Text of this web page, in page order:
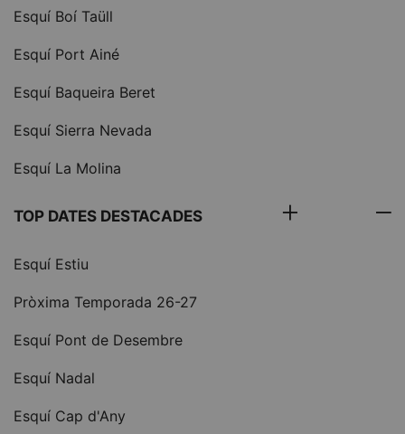
Esquí Boí Taüll
Esquí Port Ainé
Esquí Baqueira Beret
Esquí Sierra Nevada
Esquí La Molina
TOP DATES DESTACADES
Esquí Estiu
Pròxima Temporada 26-27
Esquí Pont de Desembre
Esquí Nadal
Esquí Cap d'Any